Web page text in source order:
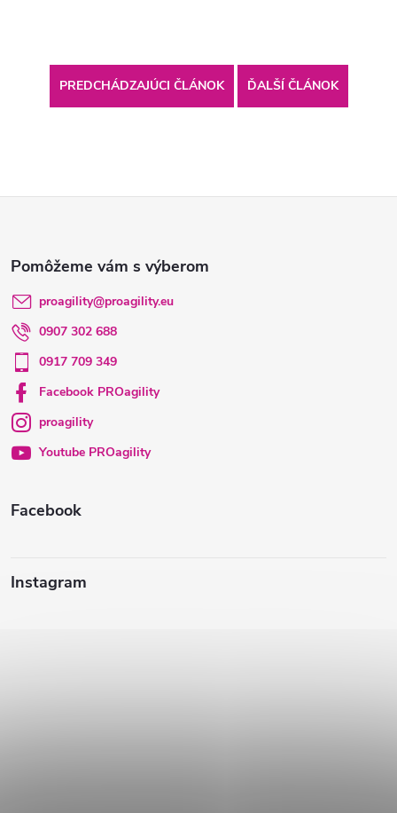
PREDCHÁDZAJÚCI ČLÁNOK ĎALŠÍ ČLÁNOK
á
p
ä
Facebook
Instagram
proagility@proagility.eu
0907 302 688
0917 709 349
Facebook PROagility
proagility
Youtube PROagility